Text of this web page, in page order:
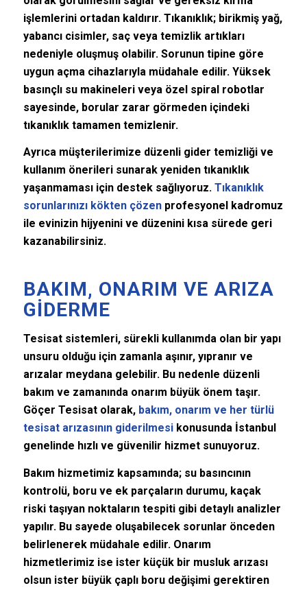
işlemlerini ortadan kaldırır. Tıkanıklık; birikmiş yağ,
yabancı cisimler, saç veya temizlik artıkları
nedeniyle oluşmuş olabilir. Sorunun tipine göre
uygun açma cihazlarıyla müdahale edilir. Yüksek
basınçlı su makineleri veya özel spiral robotlar
sayesinde, borular zarar görmeden içindeki
tıkanıklık tamamen temizlenir.
Ayrıca müşterilerimize düzenli gider temizliği ve
kullanım önerileri sunarak yeniden tıkanıklık
yaşanmaması için destek sağlıyoruz. Tıkanıklık
sorunlarınızı kökten çözenprofesyonel kadromuz
ile evinizin hijyenini ve düzenini kısa sürede geri
kazanabilirsiniz.
BAKIM, ONARIM VE ARIZA
GIDERME
Tesisat sistemleri, sürekli kullanımda olan bir yapı
unsuru olduğu için zamanla aşınır, yıpranır ve
arızalar meydana gelebilir. Bu nedenle düzenli
bakım ve zamanında onarım büyük önem taşır.
Göçer Tesisat olarak, bakım, onarım ve her türlü
tesisat arızasının giderilmesikonusunda İstanbul
genelinde hızlı ve güvenilir hizmet sunuyoruz.
Bakım hizmetimiz kapsamında; su basıncının
kontrolü, boru ve ek parçaların durumu, kaçak
riski taşıyan noktaların tespiti gibi detaylı analizler
yapılır. Bu sayede oluşabilecek sorunlar önceden
belirlenerek müdahale edilir. Onarım
hizmetlerimiz ise ister küçük bir musluk arızası
olsun ister büyük çaplı boru değişimi gerektiren